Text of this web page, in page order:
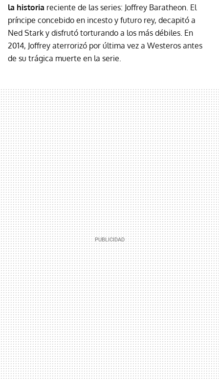
la historia reciente de las series: Joffrey Baratheon. El
príncipe concebido en incesto y futuro rey, decapitó a
Ned Stark y disfrutó torturando a los más débiles. En
2014, Joffrey aterrorizó por última vez a Westeros antes
de su trágica muerte en la serie.